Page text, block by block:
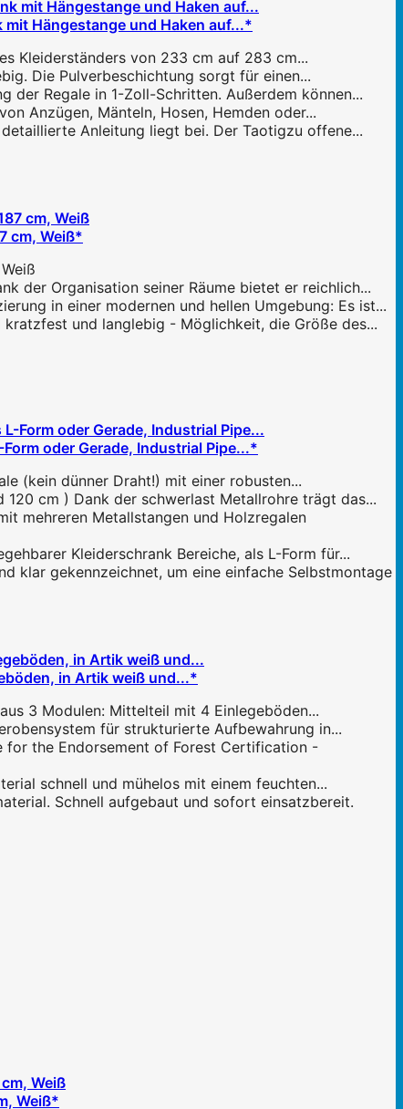
Hängestange und Haken auf...*
Kleiderständers von 233 cm auf 283 cm...
Die Pulverbeschichtung sorgt für einen...
der Regale in 1-Zoll-Schritten. Außerdem können...
Anzügen, Mänteln, Hosen, Hemden oder...
Anleitung liegt bei. Der Taotigzu offene...
cm, Weiß*
der Organisation seiner Räume bietet er reichlich...
in einer modernen und hellen Umgebung: Es ist...
und langlebig - Möglichkeit, die Größe des...
oder Gerade, Industrial Pipe...*
(kein dünner Draht!) mit einer robusten...
120 cm ) Dank der schwerlast Metallrohre trägt das...
mehreren Metallstangen und Holzregalen
Kleiderschrank Bereiche, als L-Form für...
klar gekennzeichnet, um eine einfache Selbstmontage
in Artik weiß und...*
3 Modulen: Mittelteil mit 4 Einlegeböden...
für strukturierte Aufbewahrung in...
for the Endorsement of Forest Certification -
schnell und mühelos mit einem feuchten...
Schnell aufgebaut und sofort einsatzbereit.
Weiß*